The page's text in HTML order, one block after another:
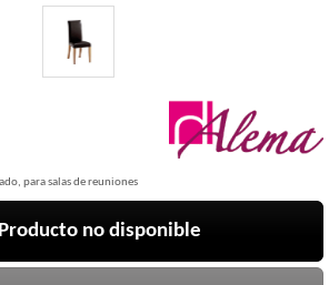
para salas de reuniones
no disponible